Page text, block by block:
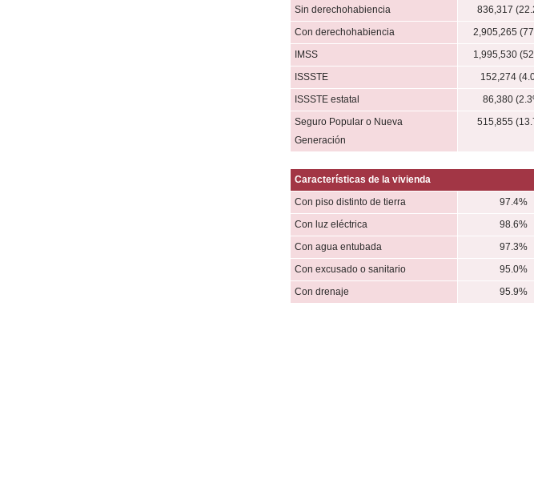
Sin derechohabiencia
836,317
Con derechohabiencia
2,905,265
IMSS
1,995,530
ISSSTE
152,274
ISSSTE estatal
86,380
Seguro Popular o Nueva
Generación
515,855
Características de la vivienda
Con piso distinto de tierra
97.4%
Con luz eléctrica
98.6%
Con agua entubada
97.3%
Con excusado o sanitario
95.0%
Con drenaje
95.9%